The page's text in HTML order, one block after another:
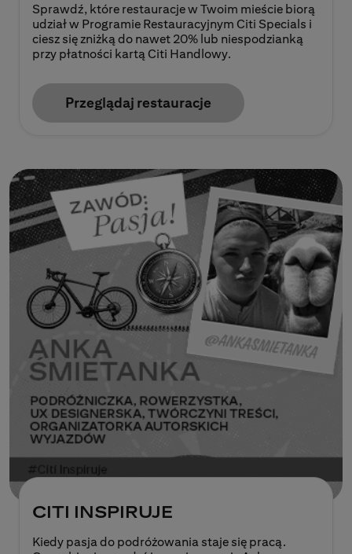
Sprawdź, które restauracje w Twoim mieście biorą
udział w Programie Restauracyjnym Citi Specials i
ciesz się zniżką do nawet 20% lub niespodzianką
przy płatności kartą Citi Handlowy.
Przeglądaj restauracje
CITI INSPIRUJE
Kiedy pasja do podróżowania staje się pracą.